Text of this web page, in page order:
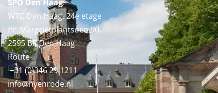
SPO Den Haag:
WTC Den Haag, 24e etage
Pr. Margrietplantsoen 90,
2595 BR Den Haag
Route
+31 (0)346 29 1211
info@nyenrode.nl